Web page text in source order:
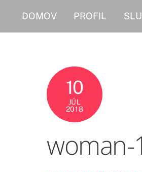
content
DOMOV PROFIL
10
JÚL
2018